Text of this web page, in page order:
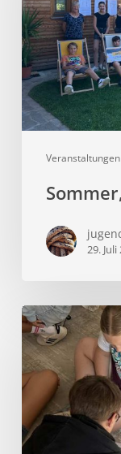
Veranstaltungen
29. Juli
Aus
alt
wird
wertvoll